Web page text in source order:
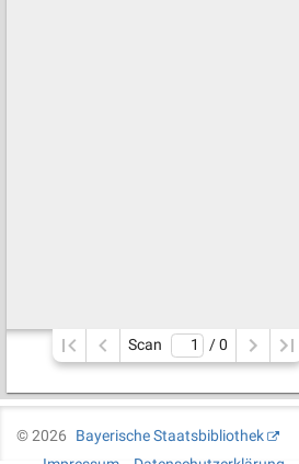
Scan / 0
©2026
Bayerische Staatsbibliothek